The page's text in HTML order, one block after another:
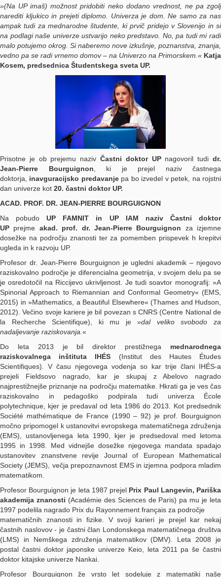
»(Na UP imaš) možnost pridobiti neko dodano vrednost, ne pa zgolj
narediti kljukico in prejeti diplomo. Univerza je dom. Ne samo za nas
ampak tudi za mednarodne študente, ki prvič pridejo v Slovenijo in si
na podlagi naše univerze ustvarijo neko predstavo. No, pa tudi mi radi
malo potujemo okrog. Si naberemo nove izkušnje, poznanstva, znanja,
vedno pa se radi vrnemo domov – na Univerzo na Primorskem.« Katja
Kosem, predsednica Študentskega sveta UP.
Prisotne je ob prejemu naziv Častni doktor UPnagovoril tudidr.
Jean-Pierre Bourguignon, ki je prejel naziv častnega
doktorja, inavguracijsko predavanjepa bo izvedel v petek, na rojstni
dan univerze kot 20. častni doktor UP.
ACAD. PROF. DR. JEAN-PIERRE BOURGUIGNON
Na pobudoUP FAMNIT in UP IAM naziv Častni doktor
UP prejme akad. prof. dr. Jean-Pierre Bourguignon za izjemne
dosežke na področju znanosti ter za pomemben prispevek h krepitvi
ugleda in k razvoju UP.
Profesor dr. Jean-Pierre Bourguignon je ugledni akademik – njegovo
raziskovalno področje je diferencialna geometrija, v svojem delu pa se
je osredotočil na Riccijevo ukrivljenost. Je tudi soavtor monografij: »A
Spinorial Approach to Riemannian and Conformal Geometry« (EMS,
2015) in »Mathematics, a Beautiful Elsewhere« (Thames and Hudson,
2012). Večino svoje kariere je bil povezan s CNRS (Centre National de
la Recherche Scientifique), ki mu je »dal veliko svobodo za
nadaljevanje raziskovanja.«
Do leta 2013 je bil direktor prestižnega mednarodnega
raziskovalnega inštituta IHÉS (Institut des Hautes Études
Scientifiques). V času njegovega vodenja so kar trije člani IHÉS-a
prejeli Fieldsovo nagrado, kar je skupaj z Abelovo nagrado
najprestižnejše priznanje na področju matematike. Hkrati ga je ves čas
raziskovalno in pedagoško podpirala tudi univerza École
polytechnique, kjer je predaval od leta 1986 do 2013. Kot predsednik
Société mathématique de France (1990 – 92) je prof. Bourguignon
močno pripomogel k ustanovitvi evropskega matematičnega združenja
(EMS), ustanovljenega leta 1990, kjer je predsedoval med letoma
1995 in 1998. Med vidnejše dosežke njegovega mandata spadajo
ustanovitev znanstvene revije Journal of European Mathematical
Society (JEMS), večja prepoznavnost EMS in izjemna podpora mladim
matematikom.
Profesor Bourguignon je leta 1987 prejel Prix Paul Langevin, Pariška
akademija znanosti (Académie des Sciences de Paris) pa mu je leta
1997 podelila nagrado Prix du Rayonnement français za področje
matematičnih znanosti in fizike. V svoji karieri je prejel kar nekaj
častnih naslovov - je častni član Londonskega matematičnega društva
(LMS) in Nemškega združenja matematikov (DMV). Leta 2008 je
postal častni doktor japonske univerze Keio, leta 2011 pa še častni
doktor kitajske univerze Nankai.
Profesor Bourguignon že vrsto let sodeluje z matematiki naše